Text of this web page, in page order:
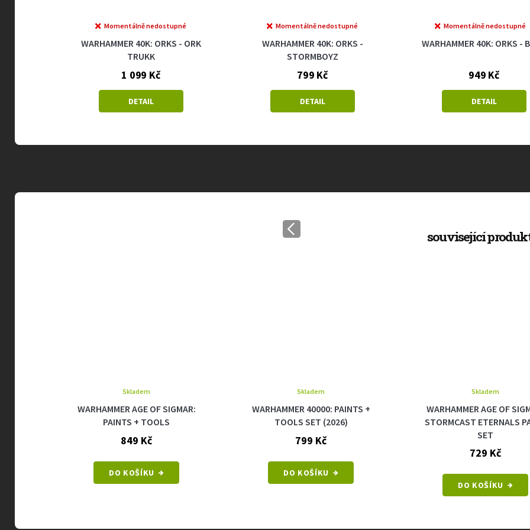
WARHAMMER 40K: ORKS - ORK
TRUKK
Momentálně nedostupné
1 099 Kč
DETAIL
WARHAMMER 40K: ORKS -
STORMBOYZ
Momentálně nedostupné
799 Kč
DETAIL
WARHAMMER 40K: ORKS -
Momentálně nedostupné
949 Kč
DETAIL
WARHAMMER AGE OF SIGMAR:
PAINTS + TOOLS
Skladem
849 Kč
DO KOŠÍKU
WARHAMMER 40000: PAINTS +
TOOLS SET (2026)
Skladem
799 Kč
DO KOŠÍKU
WARHAMMER AGE OF
STORMCAST ETERNALS
SET
Skladem
729 Kč
DO KOŠÍKU